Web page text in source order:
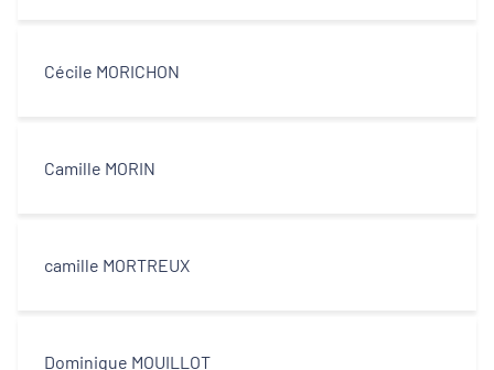
Cécile MORICHON
Camille MORIN
camille MORTREUX
Dominique MOUILLOT